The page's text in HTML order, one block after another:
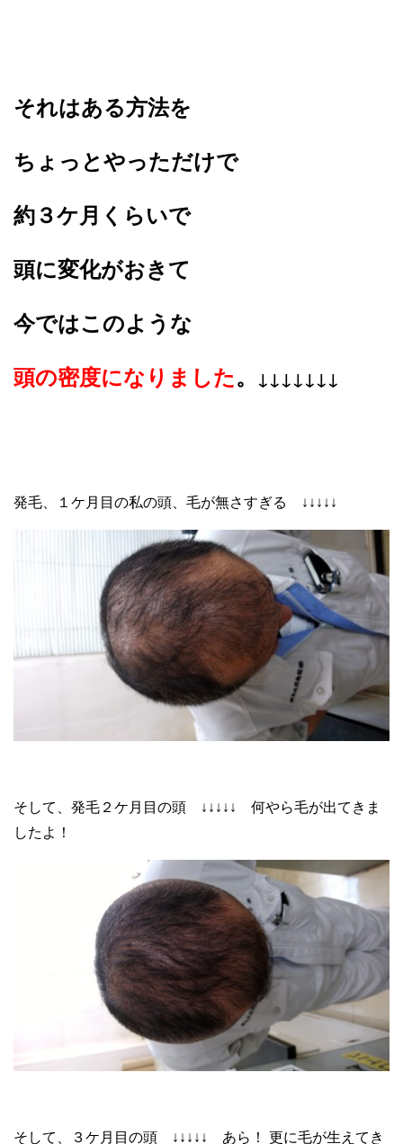
それはある方法を
ちょっとやっただけで
約３ケ月くらいで
頭に変化がおきて
今ではこのような
頭の密度になりました。 ↓↓↓↓↓↓↓
発毛、１ケ月目の私の頭、毛が無さすぎる ↓↓↓↓↓
そして、発毛２ケ月目の頭 ↓↓↓↓↓ 何やら毛が出てきま
したよ！
そして、３ケ月目の頭 ↓↓↓↓↓ あら！ 更に毛が生えてき